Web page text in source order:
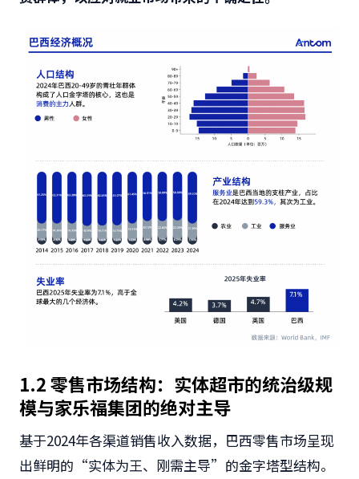
1.2 零售市场结构：实体超市的统治级规
模与家乐福集团的绝对主导
基于2024年各渠道销售收入数据，巴西零售市场呈现
出鲜明的“实体为王、刚需主导”的金字塔型结构。